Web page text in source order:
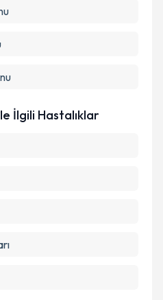
İlgili Hastalıklar